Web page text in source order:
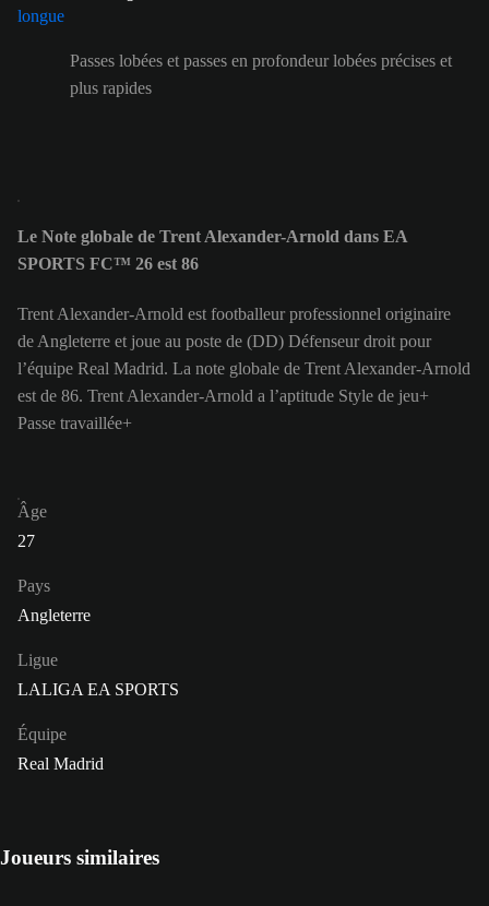
Passes lobées et passes en profondeur lobées précises et
plus rapides
Le Note globale de Trent Alexander-Arnold dans EA
SPORTS FC™ 26 est 86
Trent Alexander-Arnold est footballeur professionnel originaire
de Angleterre et joue au poste de (DD) Défenseur droit pour
l’équipe Real Madrid. La note globale de Trent Alexander-Arnold
est de 86. Trent Alexander-Arnold a l’aptitude Style de jeu+
Passe travaillée+
Âge
27
Pays
Angleterre
Ligue
LALIGA EA SPORTS
Équipe
Real Madrid
Joueurs similaires